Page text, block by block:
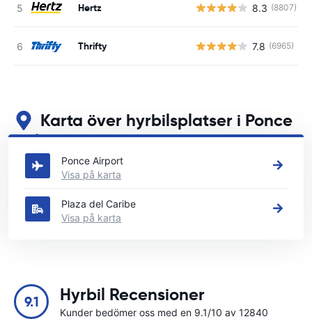
Hertz 8.3 (8807)
Thrifty 7.8 (6965)
Karta över hyrbilsplatser i Ponce
Se våra huvudsakliga biluthyrningsplatser i Ponce
Ponce Airport
Visa på karta
Plaza del Caribe
Visa på karta
9.1 Hyrbil Recensioner
Kunder bedömer oss med en 9.1/10 av 12840